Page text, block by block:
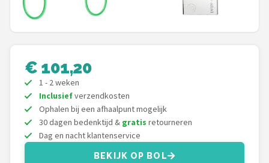
New Looxs
BBB Cycling
Schwalbe
Voltano
Shimano
€ 101,20
1 - 2 weken
Inclusiefverzendkosten
Ophalen bij een afhaalpunt mogelijk
30 dagen bedenktijd & gratis retourneren
Dag en nacht klantenservice
BEKIJK OP BOL